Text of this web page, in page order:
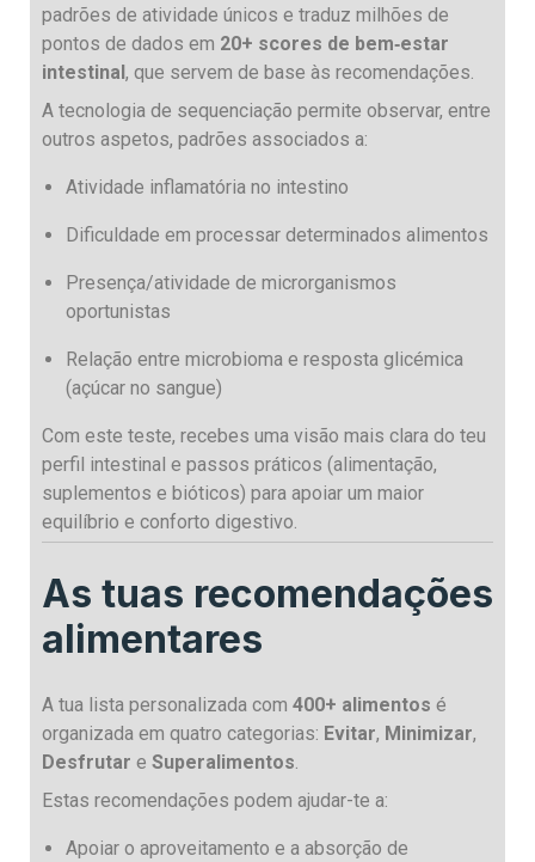
padrões de atividade únicos e traduz milhões de
pontos de dados em 20+ scores de bem‑estar
intestinal , que servem de base às recomendações.
A tecnologia de sequenciação permite observar, entre
outros aspetos, padrões associados a:
Atividade inflamatória no intestino
Dificuldade em processar determinados alimentos
Presença/atividade de microrganismos
oportunistas
Relação entre microbioma e resposta glicémica
(açúcar no sangue)
Com este teste, recebes uma visão mais clara do teu
perfil intestinal e passos práticos (alimentação,
suplementos e bióticos) para apoiar um maior
equilíbrio e conforto digestivo.
As tuas recomendações
alimentares
A tua lista personalizada com 400+ alimentos é
organizada em quatro categorias: Evitar, Minimizar,
Desfrutar e Superalimentos.
Estas recomendações podem ajudar-te a:
Apoiar o aproveitamento e a absorção de